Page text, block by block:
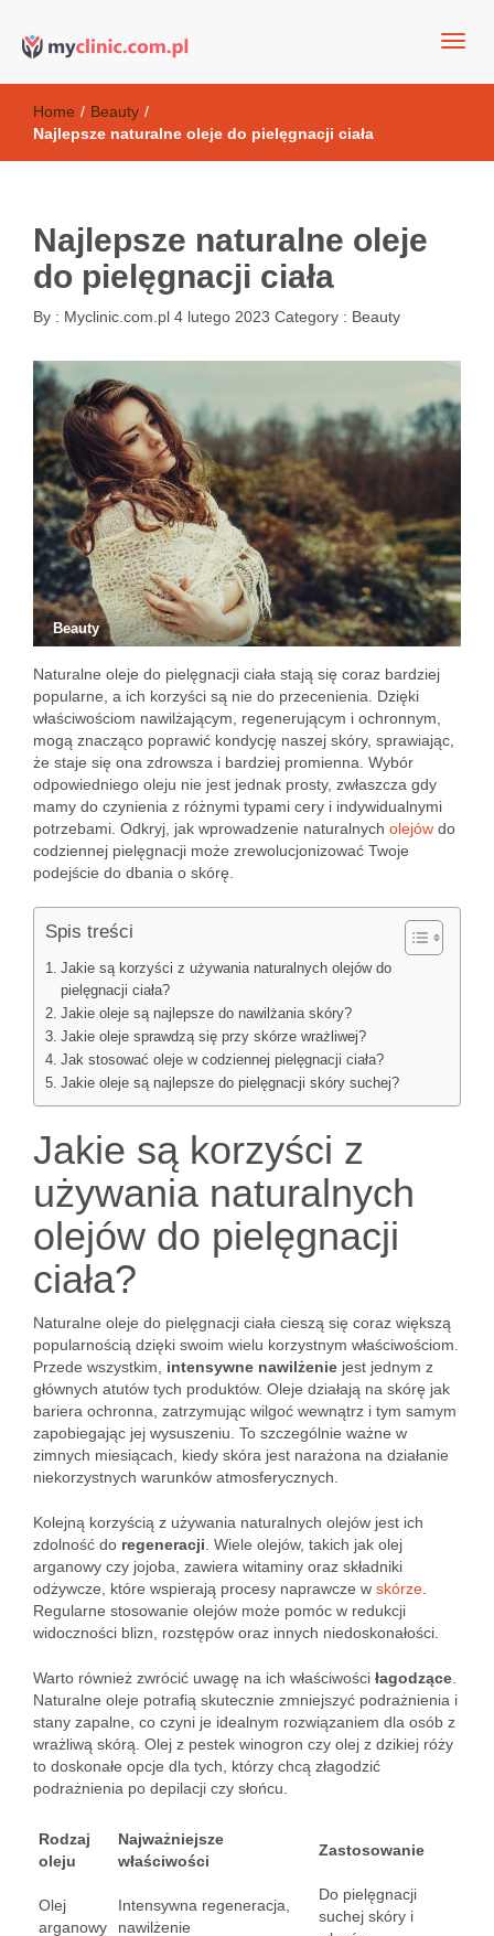
Kosmetyki antyoksydacyjne
Home / Beauty /
Najlepsze naturalne oleje do pielęgnacji ciała
Najlepsze naturalne oleje
do pielęgnacji ciała
By : Myclinic.com.pl 4 lutego 2023 Category : Beauty
Beauty
Naturalne oleje do pielęgnacji ciała stają się coraz bardziej
popularne, a ich korzyści są nie do przecenienia. Dzięki
właściwościom nawilżającym, regenerującym i ochronnym,
mogą znacząco poprawić kondycję naszej skóry, sprawiając,
że staje się ona zdrowsza i bardziej promienna. Wybór
odpowiedniego oleju nie jest jednak prosty, zwłaszcza gdy
mamy do czynienia z różnymi typami cery i indywidualnymi
potrzebami. Odkryj, jak wprowadzenie naturalnych olejów do
codziennej pielęgnacji może zrewolucjonizować Twoje
podejście do dbania o skórę.
Spis treści
Jakie są korzyści z używania naturalnych olejów do
pielęgnacji ciała?
Jakie oleje są najlepsze do nawilżania skóry?
Jakie oleje sprawdzą się przy skórze wrażliwej?
Jak stosować oleje w codziennej pielęgnacji ciała?
Jakie oleje są najlepsze do pielęgnacji skóry suchej?
Jakie są korzyści z
używania naturalnych
olejów do pielęgnacji
ciała?
Naturalne oleje do pielęgnacji ciała cieszą się coraz większą
popularnością dzięki swoim wielu korzystnym właściwościom.
Przede wszystkim, intensywne nawilżenie jest jednym z
głównych atutów tych produktów. Oleje działają na skórę jak
bariera ochronna, zatrzymując wilgoć wewnątrz i tym samym
zapobiegając jej wysuszeniu. To szczególnie ważne w
zimnych miesiącach, kiedy skóra jest narażona na działanie
niekorzystnych warunków atmosferycznych.
Kolejną korzyścią z używania naturalnych olejów jest ich
zdolność do regeneracji . Wiele olejów, takich jak olej
arganowy czy jojoba, zawiera witaminy oraz składniki
odżywcze, które wspierają procesy naprawcze w skórze
Regularne stosowanie olejów może pomóc w redukcji
widoczności blizn, rozstępów oraz innych niedoskonałości.
Warto również zwrócić uwagę na ich właściwości łagodzące
Naturalne oleje potrafią skutecznie zmniejszyć podrażnienia i
stany zapalne, co czyni je idealnym rozwiązaniem dla osób z
wrażliwą skórą. Olej z pestek winogron czy olej z dzikiej róży
to doskonałe opcje dla tych, którzy chcą złagodzić
podrażnienia po depilacji czy słońcu.
Rodzaj
oleju
Najważniejsze
właściwości
Zastosowanie
Olej
arganowy
Intensywna regeneracja,
nawilżenie
Do pielęgnacji
suchej skóry i